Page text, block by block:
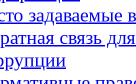
задаваемые
связь